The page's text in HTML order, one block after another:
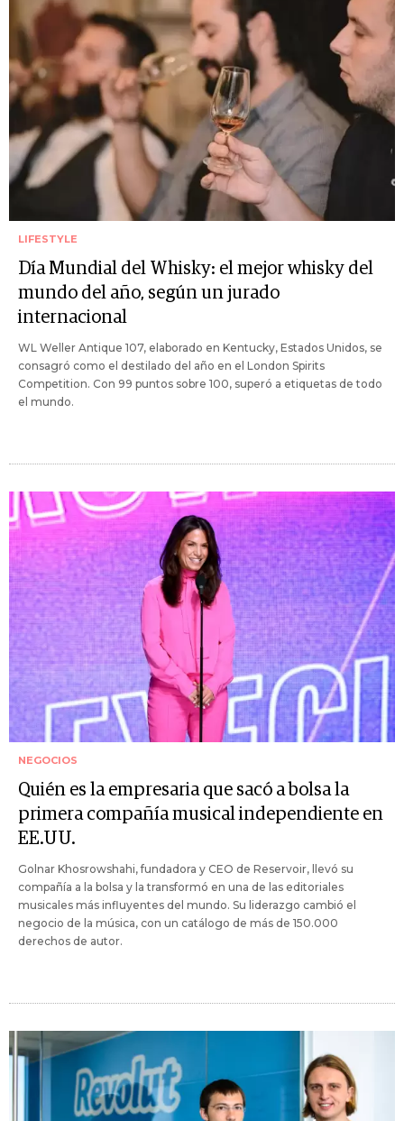
LIFESTYLE
Día Mundial del Whisky: el mejor whisky del
mundo del año, según un jurado
internacional
WL Weller Antique 107, elaborado en Kentucky, Estados Unidos, se
consagró como el destilado del año en el London Spirits
Competition. Con 99 puntos sobre 100, superó a etiquetas de todo
el mundo.
NEGOCIOS
Quién es la empresaria que sacó a bolsa la
primera compañía musical independiente en
EE.UU.
Golnar Khosrowshahi, fundadora y CEO de Reservoir, llevó su
compañía a la bolsa y la transformó en una de las editoriales
musicales más influyentes del mundo. Su liderazgo cambió el
negocio de la música, con un catálogo de más de 150.000
derechos de autor.